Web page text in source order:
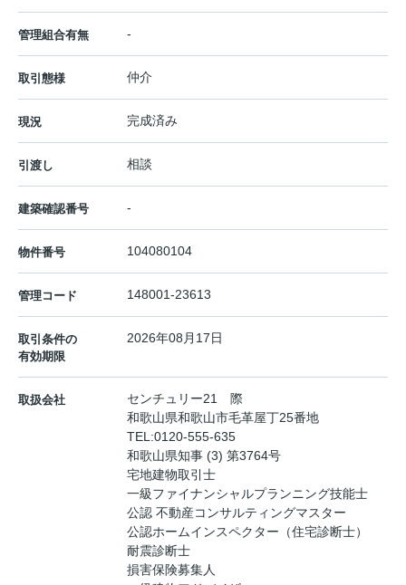
管理組合有無 -
取引態様 仲介
現況 完成済み
引渡し 相談
建築確認番号 -
物件番号 104080104
管理コード 148001-23613
取引条件の
有効期限
2026年08月17日
取扱会社
センチュリー21 際
和歌山県和歌山市毛革屋丁25番地
TEL:0120-555-635
和歌山県知事 (3) 第3764号
宅地建物取引士
一級ファイナンシャルプランニング技能士
公認 不動産コンサルティングマスター
公認ホームインスペクター（住宅診断士）
耐震診断士
損害保険募集人